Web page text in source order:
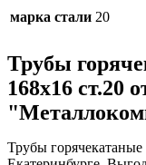
марка стали 20
Трубы
168x16 ст.20
Трубы